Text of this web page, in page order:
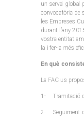
un servei global
convocatòria de
les Empreses
durant l’any
vostra entitat
la i fer-la més
En què
La FAC us
1- Tramitació
2- Seguiment